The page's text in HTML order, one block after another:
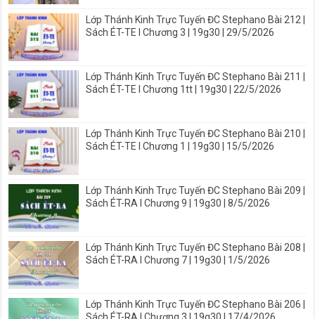
Lớp Thánh Kinh Trực Tuyến ĐC Stephano Bài 212 |
Sách ÉT-TE I Chương 3 | 19g30 | 29/5/2026
Lớp Thánh Kinh Trực Tuyến ĐC Stephano Bài 211 |
Sách ÉT-TE I Chương 1tt | 19g30 | 22/5/2026
Lớp Thánh Kinh Trực Tuyến ĐC Stephano Bài 210 |
Sách ÉT-TE I Chương 1 | 19g30 | 15/5/2026
Lớp Thánh Kinh Trực Tuyến ĐC Stephano Bài 209 |
Sách ÉT-RA I Chương 9 | 19g30 | 8/5/2026
Lớp Thánh Kinh Trực Tuyến ĐC Stephano Bài 208 |
Sách ÉT-RA I Chương 7 | 19g30 | 1/5/2026
Lớp Thánh Kinh Trực Tuyến ĐC Stephano Bài 206 |